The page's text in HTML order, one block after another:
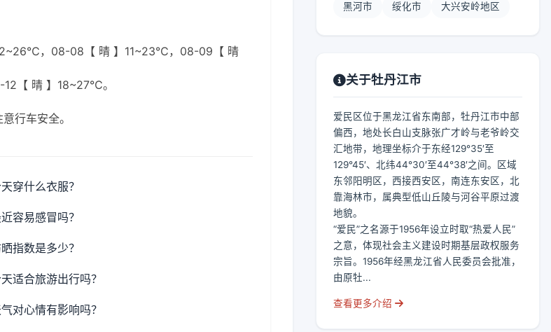
，08-08【 晴 】11~23℃，08-09【 晴
【 晴 】18~27℃。
行车安全。
穿什么衣服？
容易感冒吗？
指数是多少？
适合旅游出行吗？
对心情有影响吗？
黑河市 绥化市 大兴安岭地区
关于牡丹江市
爱民区位于黑龙江省东南部，牡丹江市中部
偏西，地处长白山支脉张广才岭与老爷岭交
汇地带，地理坐标介于东经129°35′至
129°45′、北纬44°30′至44°38′之间。区域
东邻阳明区，西接西安区，南连东安区，北
靠海林市，属典型低山丘陵与河谷平原过渡
地貌。
“爱民”之名源于1956年设立时取“热爱人民”
之意，体现社会主义建设时期基层政权服务
宗旨。1956年经黑龙江省人民委员会批准，
由原牡...
查看更多介绍